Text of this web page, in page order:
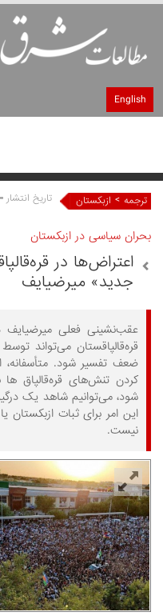
English
ترجمه > ازبکستان تاریخ انتشار
بحران سیاسی در ازبکستان
اعتراض‌ها در
جدید» میرضیایف
عقب‌نشینی فعلی
قره‌قالپاقستان می‌تواند
ضعف تفسیر شود. متأسفانه،
کردن تنش‌های قره‌قالپاق
شود، می‌توانیم شاهد یک
این امر برای ثبات
نیست.